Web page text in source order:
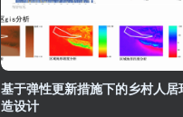
基于弹性更新措施下的乡村人居
造设计